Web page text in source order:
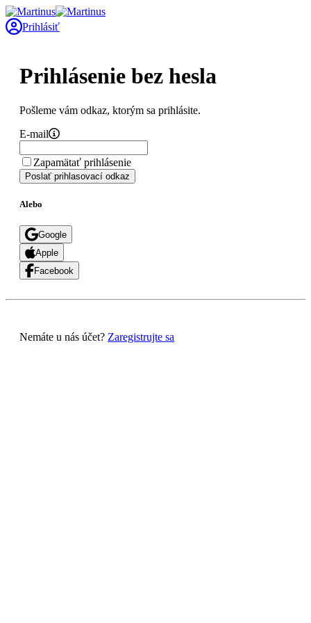
Prihlásiť
Prihlásenie bez hesla
Pošleme vám odkaz, ktorým sa prihlásite.
E-mail
Zapamätať prihlásenie
Poslať prihlasovací odkaz
Alebo
Google
Apple
Facebook
Nemáte u nás účet? Zaregistrujte sa